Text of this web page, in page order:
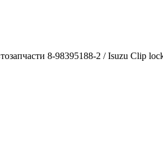
8-98395188-2 / Isuzu Clip